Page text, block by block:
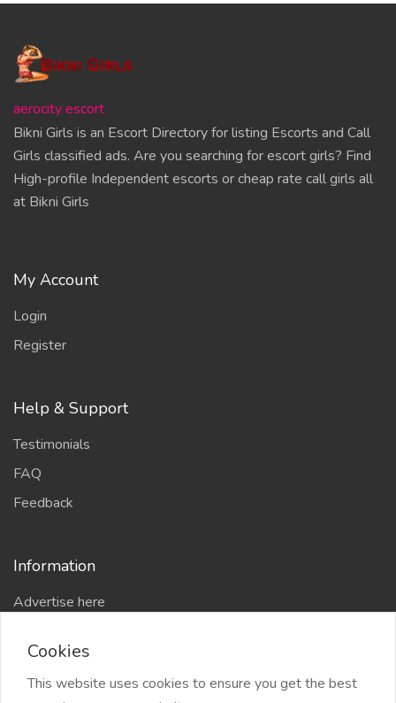
aerocity escort
Bikni Girls is an Escort Directory for listing Escorts and Call
Girls classified ads. Are you searching for escort girls? Find
High-profile Independent escorts or cheap rate call girls all
at Bikni Girls
My Account
Login
Register
Help & Support
Testimonials
FAQ
Feedback
Information
Advertise here
Site-Map
Cookies
This website uses cookies to ensure you get the best